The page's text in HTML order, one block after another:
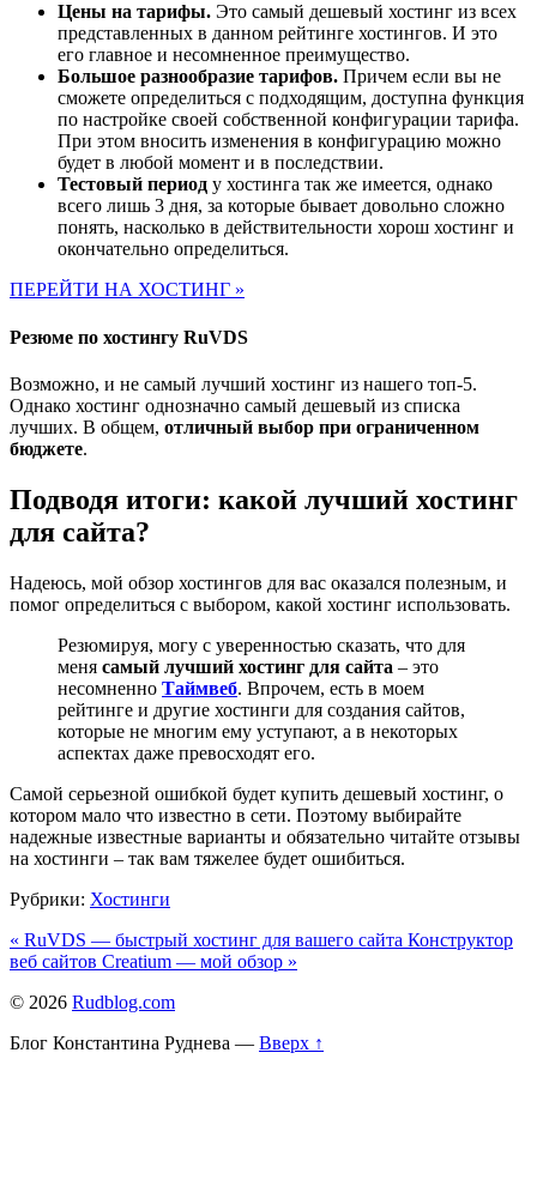
Цены на тарифы. Это самый дешевый хостинг из всех
представленных в данном рейтинге хостингов. И это
его главное и несомненное преимущество.
Большое разнообразие тарифов. Причем если вы не
сможете определиться с подходящим, доступна функция
по настройке своей собственной конфигурации тарифа.
При этом вносить изменения в конфигурацию можно
будет в любой момент и в последствии.
Тестовый период у хостинга так же имеется, однако
всего лишь 3 дня, за которые бывает довольно сложно
понять, насколько в действительности хорош хостинг и
окончательно определиться.
ПЕРЕЙТИ НА ХОСТИНГ »
Резюме по хостингу RuVDS
Возможно, и не самый лучший хостинг из нашего топ-5.
Однако хостинг однозначно самый дешевый из списка
лучших. В общем, отличный выбор при ограниченном
бюджете.
Подводя итоги: какой лучший хостинг
для сайта?
Надеюсь, мой обзор хостингов для вас оказался полезным, и
помог определиться с выбором, какой хостинг использовать.
Резюмируя, могу с уверенностью сказать, что для
меня самый лучший хостинг для сайта – это
несомненно Таймвеб. Впрочем, есть в моем
рейтинге и другие хостинги для создания сайтов,
которые не многим ему уступают, а в некоторых
аспектах даже превосходят его.
Самой серьезной ошибкой будет купить дешевый хостинг, о
котором мало что известно в сети. Поэтому выбирайте
надежные известные варианты и обязательно читайте отзывы
на хостинги – так вам тяжелее будет ошибиться.
Рубрики: Хостинги
« RuVDS — быстрый хостинг для вашего сайта Конструктор
веб сайтов Creatium — мой обзор »
© 2026 Rudblog.com
Блог Константина Руднева — Вверх ↑